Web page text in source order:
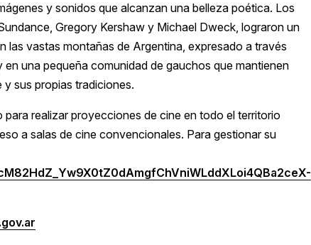
y sonidos que alcanzan una belleza poética. Los
Gregory Kershaw y Michael Dweck, lograron un
vastas montañas de Argentina, expresado a través
una pequeña comunidad de gauchos que mantienen
sus propias tradiciones.
realizar proyecciones de cine en todo el territorio
a salas de cine convencionales. Para gestionar su